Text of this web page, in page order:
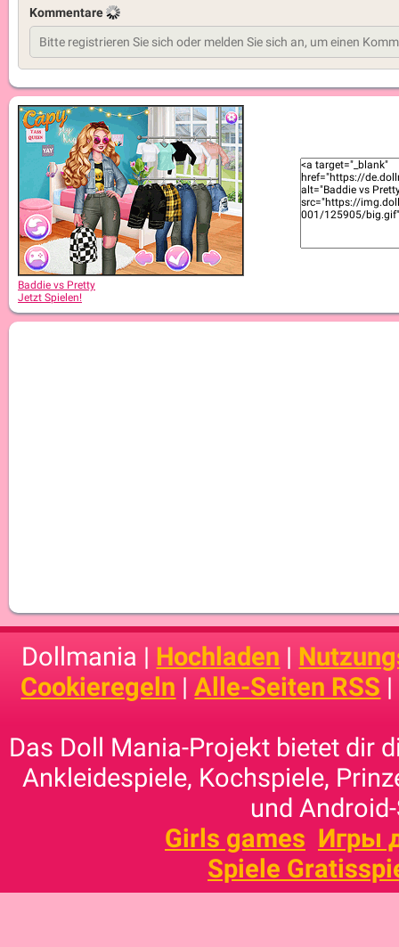
Kommentare
Baddie vs Pretty
Jetzt Spielen!
Dollmania | Hochladen |
Cookieregeln |Alle-Seiten RSS |
Das Doll Mania-Projekt bietet dir
Ankleidespiele, Kochspiele,
und
Girls games Игры
Spiele